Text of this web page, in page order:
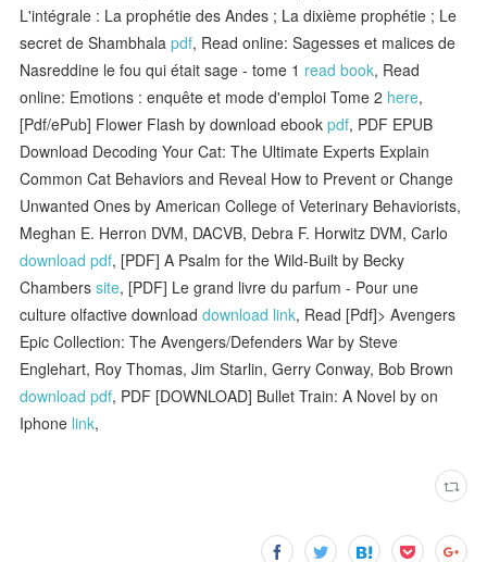
L'intégrale : La prophétie des Andes ; La dixième prophétie ; Le
secret de Shambhalapdf, Read online: Sagesses et malices de
Nasreddine le fou qui était sage - tome 1 read book, Read
online: Emotions : enquête et mode d'emploi Tome 2 here,
[Pdf/ePub] Flower Flash by download ebookpdf, PDF EPUB
Download Decoding Your Cat: The Ultimate Experts Explain
Common Cat Behaviors and Reveal How to Prevent or Change
Unwanted Ones by American College of Veterinary Behaviorists,
Meghan E. Herron DVM, DACVB, Debra F. Horwitz DVM, Carlo
download pdf, [PDF] A Psalm for the Wild-Built by Becky
Chamberssite, [PDF] Le grand livre du parfum - Pour une
culture olfactive downloaddownload link, Read [Pdf]> Avengers
Epic Collection: The Avengers/Defenders War by Steve
Englehart, Roy Thomas, Jim Starlin, Gerry Conway, Bob Brown
download pdf, PDF [DOWNLOAD] Bullet Train: A Novel by on
Iphone link,